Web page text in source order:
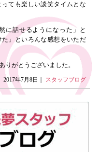
ても楽しい談笑タイムとな
に話せるようになった」と
」といろんな感想をいただ
りがとうございました。
2017年7月8日｜ スタッフブログ